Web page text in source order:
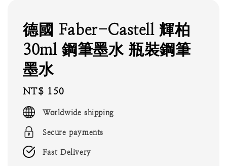
德國 Faber-Castell 輝柏
30ml 鋼筆墨水 瓶裝鋼筆
墨水
Regular
price
NT$ 150
Worldwide shipping
Secure payments
Fast Delivery